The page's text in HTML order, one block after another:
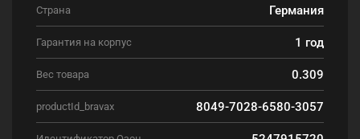
Страна Германия
Гарантия на корпус 1 год
Вес товара 0.309
productId_bravax 8049-7028-6580-3057